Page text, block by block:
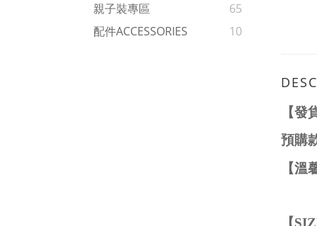
親子裝專區
65
配件ACCESSORIES
10
【發
預購
【溫